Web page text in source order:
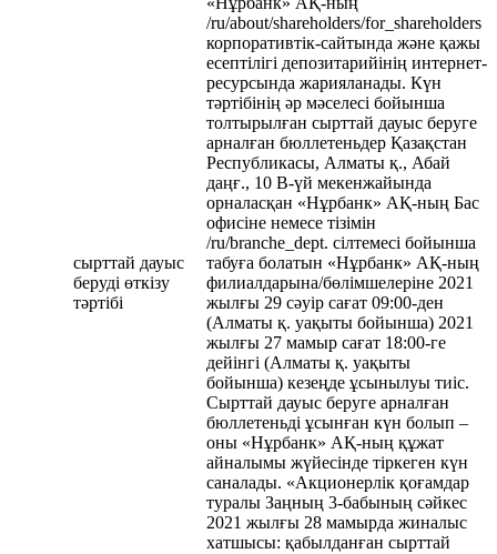
сырттай дауыс
беруді өткізу
тәртібі
/ru/about/shareholders/for_shareholders
корпоративтік-сайтында және қажы
есептілігі депозитарийінің интернет-
ресурсында жарияланады. Күн
тәртібінің әр мәселесі бойынша
толтырылған сырттай дауыс беруге
арналған бюллетеньдер Қазақстан
Республикасы, Алматы қ., Абай
даңғ., 10 В-үй мекенжайында
орналасқан «Нұрбанк» АҚ-ның Бас
офисіне немесе тізімін
/ru/branche_dept. сілтемесі бойынша
табуға болатын «Нұрбанк» АҚ-ның
филиалдарына/бөлімшелеріне 2021
жылғы 29 сәуір сағат 09:00-ден
(Алматы қ. уақыты бойынша) 2021
жылғы 27 мамыр сағат 18:00-ге
дейінгі (Алматы қ. уақыты
бойынша) кезеңде ұсынылуы тиіс.
Сырттай дауыс беруге арналған
бюллетеньді ұсынған күн болып –
оны «Нұрбанк» АҚ-ның құжат
айналымы жүйесінде тіркеген күн
саналады. «Акционерлік қоғамдар
туралы Заңның 3-бабының сәйкес
2021 жылғы 28 мамырда жиналыс
хатшысы: қабылданған сырттай